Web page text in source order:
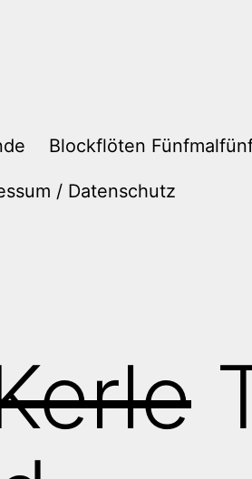
Blockflöten
/ Datenschutz